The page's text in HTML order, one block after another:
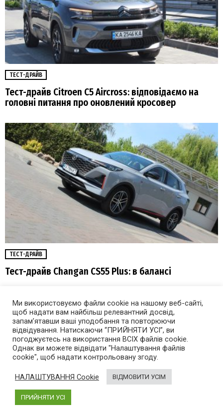
ТЕСТ-ДРАЙВ
Тест-драйв Citroen C5 Aircross: відповідаємо на
головні питання про оновлений кросовер
ТЕСТ-ДРАЙВ
Тест-драйв Changan CS55 Plus: в балансі
Ми використовуємо файли cookie на нашому веб-сайті,
щоб надати вам найбільш релевантний досвід,
запам’ятавши ваші уподобання та повторюючи
відвідування. Натискаючи “ПРИЙНЯТИ УСІ”, ви
погоджуєтесь на використання ВСІХ файлів cookie.
Однак ви можете відвідати "Налаштування файлів
cookie", щоб надати контрольовану згоду.
НАЛАШТУВАННЯ Cookie ВІДМОВИТИ УСІМ
ПРИЙНЯТИ УСІ